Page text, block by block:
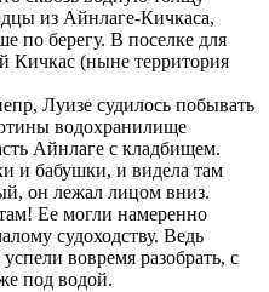
из Айнлаге-Кичкаса,
по берегу. В поселке для
Кичкас (ныне территория
Луизе судилось побывать
водохранилище
Айнлаге с кладбищем.
и бабушки, и видела там
он лежал лицом вниз.
Ее могли намеренно
судоходству. Ведь
вовремя разобрать, с
под водой.